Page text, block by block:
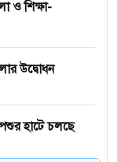
ও শিক্ষা-
উদ্বোধন
হাটে চলছে